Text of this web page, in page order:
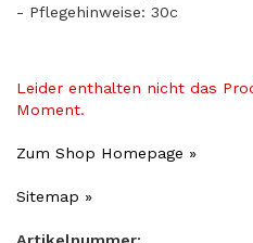
- Pflegehinweise: 30c
Leider enthalten nicht das
Moment.
Zum Shop Homepage »
Sitemap »